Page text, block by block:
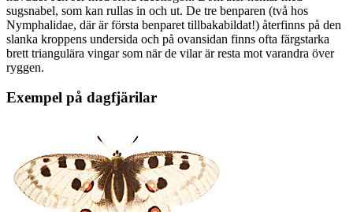
sugsnabel, som kan rullas in och ut. De tre benparen (två hos
Nymphalidae, där är första benparet tillbakabildat!) återfinns på den
slanka kroppens undersida och på ovansidan finns ofta färgstarka
brett triangulära vingar som när de vilar är resta mot varandra över
ryggen.
Exempel på dagfjärilar